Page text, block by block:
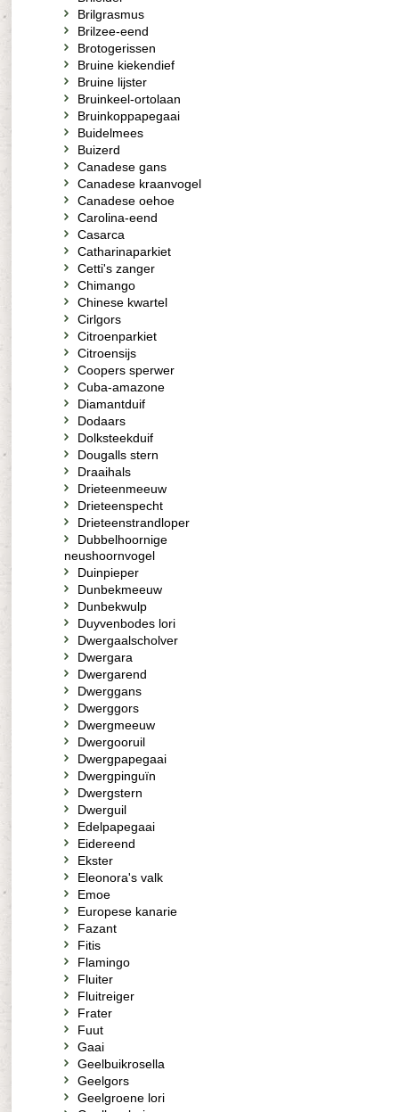
Brilgrasmus
Brilzee-eend
Brotogerissen
Bruine kiekendief
Bruine lijster
Bruinkeel-ortolaan
Bruinkoppapegaai
Buidelmees
Buizerd
Canadese gans
Canadese kraanvogel
Canadese oehoe
Carolina-eend
Casarca
Catharinaparkiet
Cetti's zanger
Chimango
Chinese kwartel
Cirlgors
Citroenparkiet
Citroensijs
Coopers sperwer
Cuba-amazone
Diamantduif
Dodaars
Dolksteekduif
Dougalls stern
Draaihals
Drieteenmeeuw
Drieteenspecht
Drieteenstrandloper
Dubbelhoornige
neushoornvogel
Duinpieper
Dunbekmeeuw
Dunbekwulp
Duyvenbodes lori
Dwergaalscholver
Dwergara
Dwergarend
Dwerggans
Dwerggors
Dwergmeeuw
Dwergooruil
Dwergpapegaai
Dwergpinguïn
Dwergstern
Dwerguil
Edelpapegaai
Eidereend
Ekster
Eleonora's valk
Emoe
Europese kanarie
Fazant
Fitis
Flamingo
Fluiter
Fluitreiger
Frater
Fuut
Gaai
Geelbuikrosella
Geelgors
Geelgroene lori